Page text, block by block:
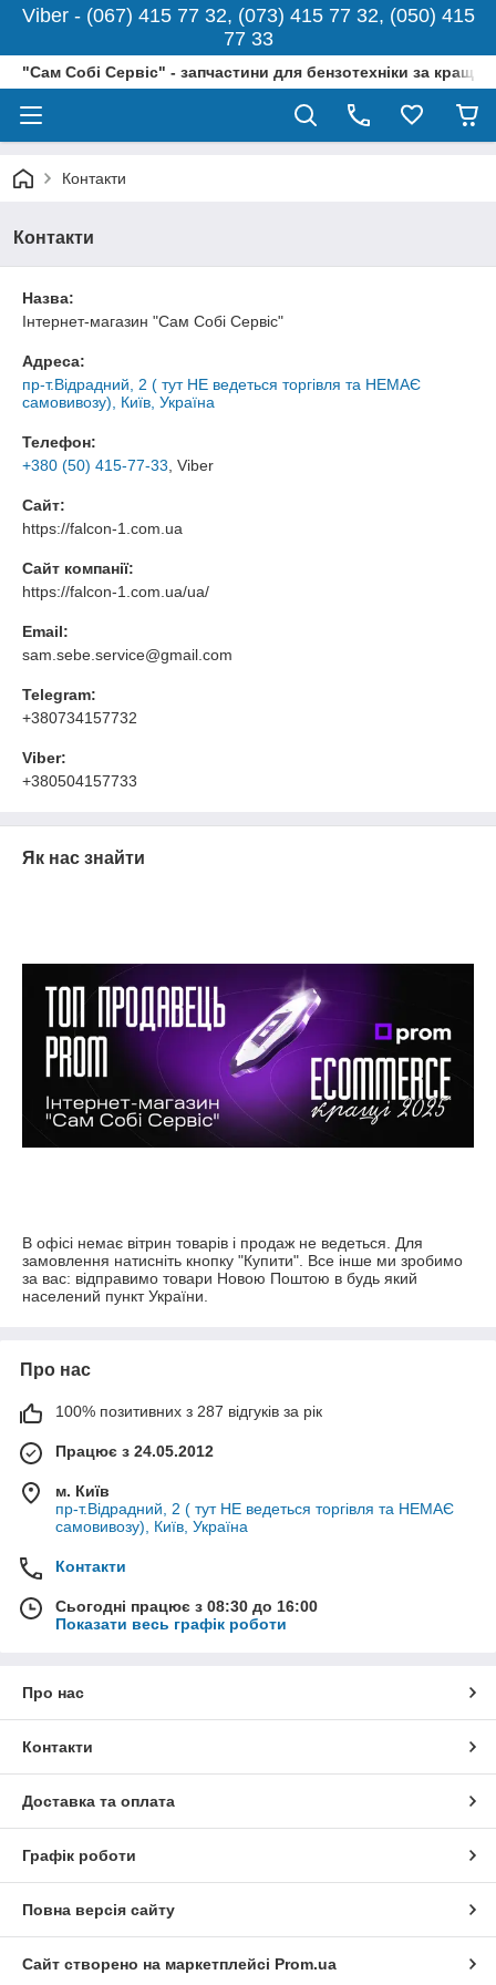
Viber - (067) 415 77 32, (073) 415 77 32, (050) 415
77 33
"Сам Собі Сервіс" - запчастини для бензотехніки за
Контакти
Контакти
Назва:
Інтернет-магазин "Сам Собі Сервіс"
Адреса:
пр-т.Відрадний, 2 ( тут НЕ ведеться торгівля та НЕМАЄ
самовивозу), Київ, Україна
Телефон:
+380 (50) 415-77-33 , Viber
Сайт:
https://falcon-1.com.ua
Сайт компанії:
https://falcon-1.com.ua/ua/
Email:
sam.sebe.service@gmail.com
Telegram:
+380734157732
Viber:
+380504157733
Як нас знайти
В офісі немає вітрин товарів і продаж не ведеться. Для
замовлення натисніть кнопку "Купити". Все інше ми зробимо
за вас: відправимо товари Новою Поштою в будь який
населений пункт України.
Про нас
100% позитивних з 287 відгуків за рік
Працює з 24.05.2012
м. Київ
пр-т.Відрадний, 2 ( тут НЕ ведеться торгівля та НЕМАЄ
самовивозу), Київ, Україна
Контакти
Сьогодні працює з 08:30 до 16:00
Показати весь графік роботи
Про нас
Контакти
Доставка та оплата
Графік роботи
Повна версія сайту
Сайт створено на маркетплейсі Prom.ua